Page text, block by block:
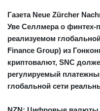
Газета Neue Zürcher
Уве Селлмера о финтех-
реализуемом
Finance Group) из
криптовалют, SNC
регулируемый
глобальной сети